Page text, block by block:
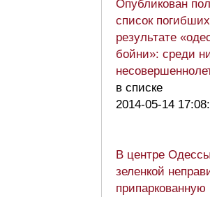
Опубликован
список
результате
бойни»: среди
в списке
2014-05-14
В центре
зеленкой